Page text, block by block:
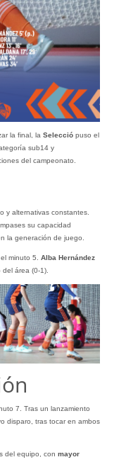
la final, la Selecciópuso el
sub14 y
del campeonato.
y alternativas constantes.
su capacidad
la generación de juego.
minuto 5. Alba Hernández
área (0-1).
7. Tras un lanzamiento
disparo, tras tocar en ambos
del equipo, con mayor